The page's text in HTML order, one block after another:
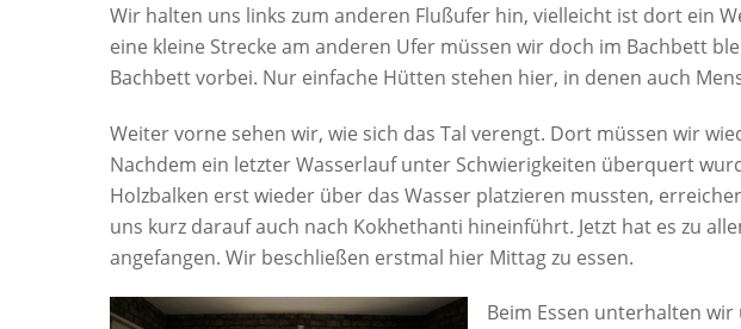
Wir halten uns links zum anderen Flußufer hin, vielleicht ist dort ein
eine kleine Strecke am anderen Ufer müssen wir doch im Bachbett
Bachbett vorbei. Nur einfache Hütten stehen hier, in denen auch
Weiter vorne sehen wir, wie sich das Tal verengt. Dort müssen wir
Nachdem ein letzter Wasserlauf unter Schwierigkeiten überquert
Holzbalken erst wieder über das Wasser platzieren mussten,
uns kurz darauf auch nach Kokhethanti hineinführt. Jetzt hat es zu
angefangen. Wir beschließen erstmal hier Mittag zu essen.
Beim Essen unterhalten